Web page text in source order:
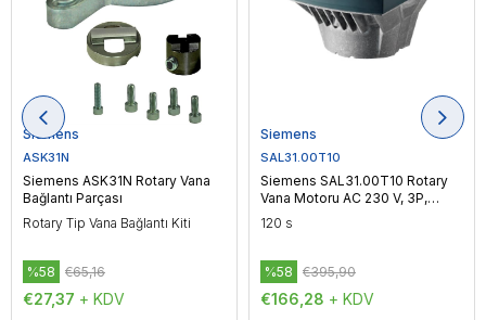
Siemens
ASK31N
Siemens ASK31N Rotary Vana
Bağlantı Parçası
Rotary Tip Vana Bağlantı Kiti
€27,37 + KDV
%58 €65,16
Siemens
SAL31.00T10
Siemens SAL31.00T10 Rotary
Vana Motoru AC 230 V, 3P,
Yüzer Kontrol, 10 Nm
120 s
€166,28 + KDV
%58 €395,90